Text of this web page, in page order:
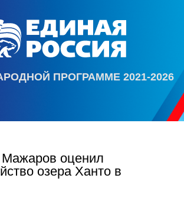
ПРОГРАММЕ 2021-2026
оценил
озера Ханто в